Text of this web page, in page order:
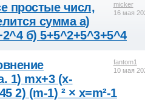
micker
16 мая
простые числ,
сумма а)
б) 5+5^2+5^3+5^4
fantom1
10 мая
1) mx+3 (x-
2) (m-1) ² × x=m²-1